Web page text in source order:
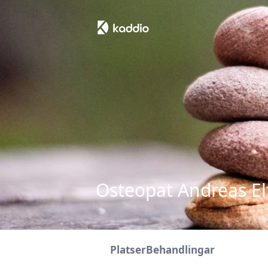
Osteopat Andreas
PlatserBehandlingar